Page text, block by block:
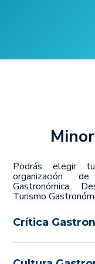
Podrás elegir
organización
Gastronómica,
Turismo
Crítica